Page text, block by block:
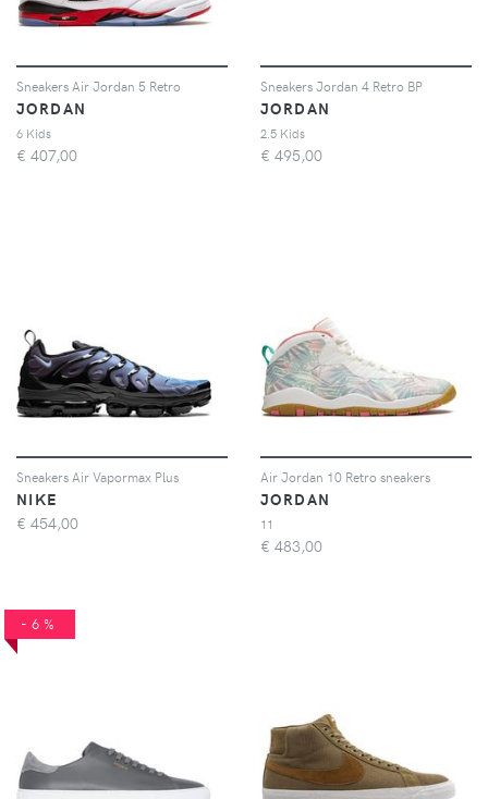
Sneakers Air Jordan 5 Retro
JORDAN
6 Kids
€ 407,00
Sneakers Jordan 4 Retro BP
JORDAN
2.5 Kids
€ 495,00
Sneakers Air Vapormax Plus
NIKE
€ 454,00
Air Jordan 10 Retro sneakers
JORDAN
11
€ 483,00
-6%